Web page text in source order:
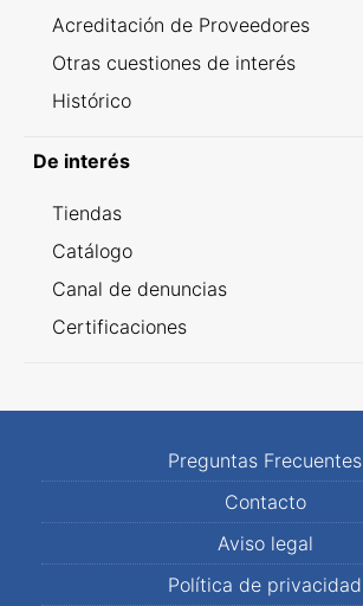
Acreditación de Proveedores
Otras cuestiones de interés
Histórico
De interés
Tiendas
Catálogo
Canal de denuncias
Certificaciones
Preguntas Frecuentes
Contacto
Aviso legal
Política de privacidad